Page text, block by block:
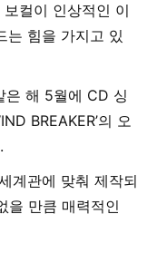
컬이 인상적인 이
는 힘을 가지고 있
해 5월에 CD 싱
BREAKER’의 오
계관에 맞춰 제작되
을 만큼 매력적인